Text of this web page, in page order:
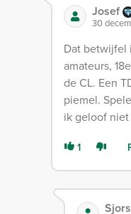
Josef
30
Dat betwijfel
amateurs,
de CL. Een
piemel.
ik geloof niet
1
Sjors